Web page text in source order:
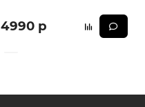
4990 р